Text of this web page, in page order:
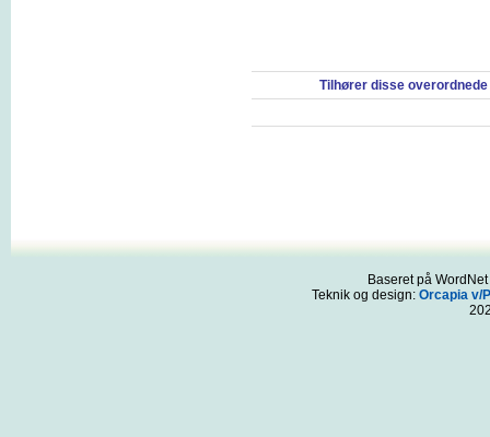
Tilhører disse
Baseret på
Teknik og design: Orcapia v/